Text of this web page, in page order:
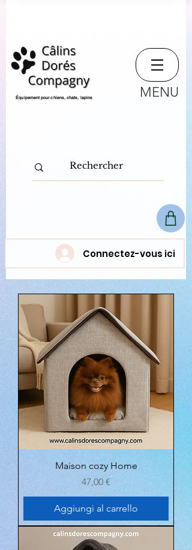
​Équipement pour chiens, chats, lapins MENU
Connectez-vous ici
Maison cozy Home
Prezzo
47,00 €
Aggiungi al carrello